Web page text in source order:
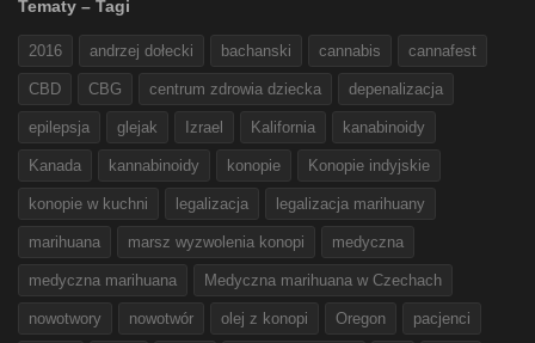
Tematy – Tagi
2016 andrzej dołecki bachanski cannabis cannafest
CBD CBG centrum zdrowia dziecka depenalizacja
epilepsja glejak Izrael Kalifornia kanabinoidy
Kanada kannabinoidy konopie Konopie indyjskie
konopie w kuchni legalizacja legalizacja marihuany
marihuana marsz wyzwolenia konopi medyczna
medyczna marihuana Medyczna marihuana w Czechach
nowotwory nowotwór olej z konopi Oregon pacjenci